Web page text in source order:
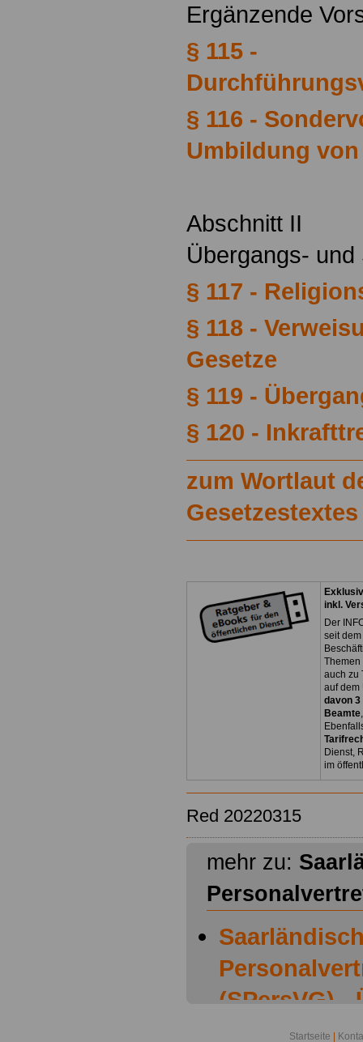
Ergänzende
§ 115 -
§ 116 -
Umbildung
Abschnitt II
Übergangs-
§ 117 -
§ 118 -
Gesetze
§ 119 -
§ 120 -
zum Wortlaut
Gesetzestextes
inkl.
Der
seit
Themen
auch zu
auf dem
davon 3
Beamte
Dienst,
im
Red 20220315
mehr zu:
(SPersVG) -
Startseite